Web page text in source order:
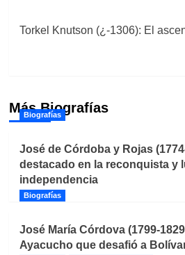
Torkel Knutson (¿-1306): El
Más Biografías
Biografías
José de Córdoba y Rojas
destacado en la reconquista y
independencia
Biografías
José María Córdova (1799-
Ayacucho que desafió a